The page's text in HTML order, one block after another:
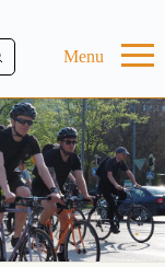
Menu